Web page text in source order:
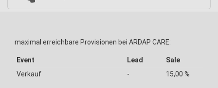
maximal erreichbare Provisionen bei ARDAP CARE:
Event Lead
Sale
Verkauf
- 15,00 %